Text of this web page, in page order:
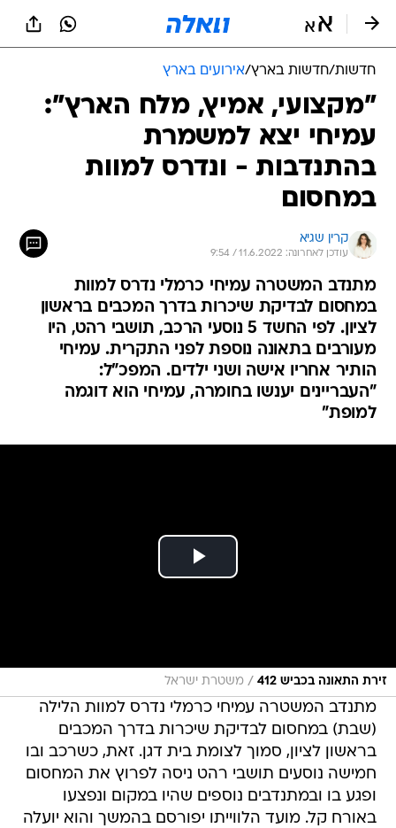
חדשות/חדשות בארץ/אירועים בארץ
"מקצועי, אמיץ, מלח הארץ":
עמיחי יצא למשמרת
בהתנדבות - ונדרס למוות
במחסום
קרין שגיא
עודכן לאחרונה: 11.6.2022 / 9:54
מתנדב המשטרה עמיחי כרמלי נדרס למוות
במחסום לבדיקת שיכרות בדרך המכבים בראשון
לציון. לפי החשד 5 נוסעי הרכב, תושבי רהט, היו
מעורבים בתאונה נוספת לפני התקרית. עמיחי
הותיר אחריו אישה ושני ילדים. המפכ"ל:
"העבריינים יענשו בחומרה, עמיחי הוא דוגמה
למופת"
זירת התאונה בכביש 412 / משטרת ישראל
מתנדב המשטרה עמיחי כרמלי נדרס למוות הלילה
(שבת) במחסום לבדיקת שיכרות בדרך המכבים
בראשון לציון, סמוך לצומת בית דגן. זאת, כשרכב ובו
חמישה נוסעים תושבי רהט ניסה לפרוץ את המחסום
ופגע בו ובמתנדבים נוספים שהיו במקום ונפצעו
באורח קל. מועד הלווייתו יפורסם בהמשך והוא יועלה